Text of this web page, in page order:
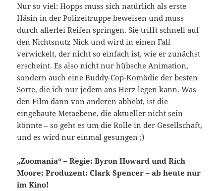
Nur so viel: Hopps muss sich natürlich als erste
Häsin in der Polizeitruppe beweisen und muss
durch allerlei Reifen springen. Sie trifft schnell auf
den Nichtsnutz Nick und wird in einen Fall
verwickelt, der nicht so einfach ist, wie er zunächst
erscheint. Es also nicht nur hübsche Animation,
sondern auch eine Buddy-Cop-Komödie der besten
Sorte, die ich nur jedem ans Herz legen kann. Was
den Film dann von anderen abhebt, ist die
eingebaute Metaebene, die aktueller nicht sein
könnte – so geht es um die Rolle in der Gesellschaft,
und es wird nur einmal gesungen ;)
„Zoomania“ – Regie: Byron Howard und Rich
Moore; Produzent: Clark Spencer – ab heute nur
im Kino!